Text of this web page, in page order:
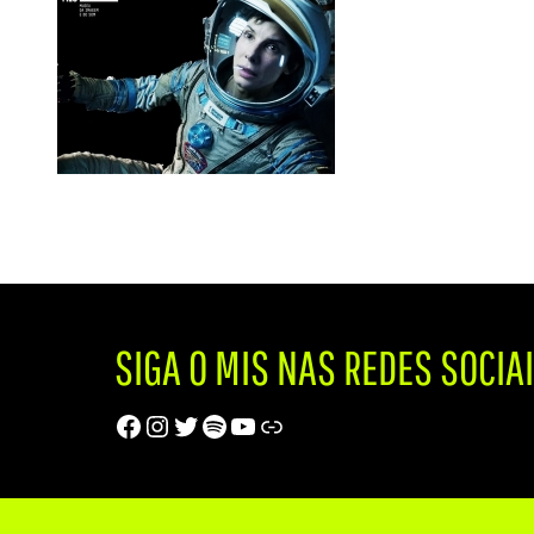
SIGA O MIS NAS REDES
Facebook
Instagram
Twitter
Spotify
Youtube
Trip Advisor